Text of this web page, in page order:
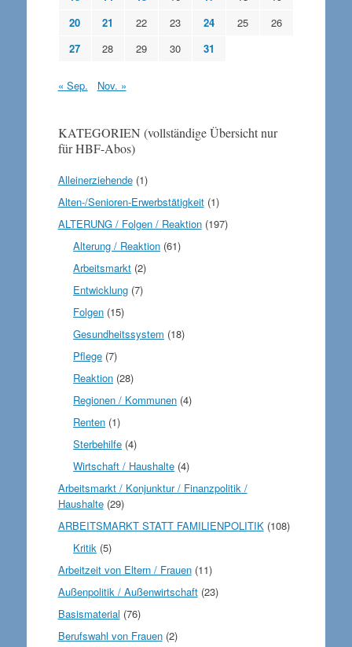
20
21 22 23 24 25
26
27
28 29 30 31
« Sep. Nov. »
KATEGORIEN (vollständige Übersicht nur
für HBF-Abos)
Alleinerziehende(1)
Alten-/Senioren-Erwerbstätigkeit(1)
ALTERUNG / Folgen / Reaktion(197)
Alterung / Reaktion (61)
Arbeitsmarkt (2)
Entwicklung (7)
Folgen (15)
Gesundheitssystem (18)
Pflege (7)
Reaktion (28)
Regionen / Kommunen (4)
Renten (1)
Sterbehilfe (4)
Wirtschaft / Haushalte (4)
Arbeitsmarkt / Konjunktur / Finanzpolitik /
Haushalte(29)
ARBEITSMARKT STATT FAMILIENPOLITIK(108)
Kritik (5)
Arbeitzeit von Eltern / Frauen(11)
Außenpolitik / Außenwirtschaft(23)
Basismaterial (76)
Berufswahl von Frauen(2)